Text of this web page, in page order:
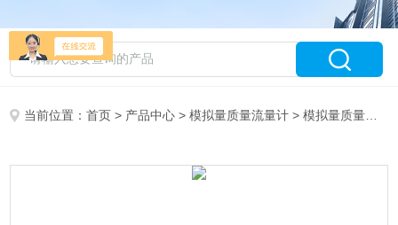
当前位置：首页 > 产品中心 >模拟量质量流量计 >模拟量质量流量控制器